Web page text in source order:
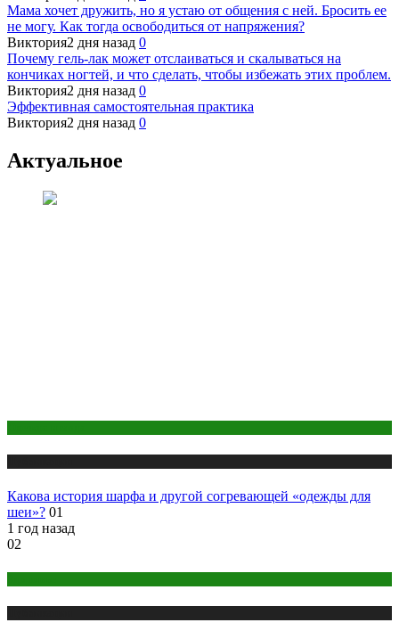
Мама хочет дружить, но я устаю от общения с ней. Бросить ее
не могу. Как тогда освободиться от напряжения?
Виктория2 дня назад 0
Почему гель-лак может отслаиваться и скалываться на
кончиках ногтей, и что сделать, чтобы избежать этих проблем.
Виктория2 дня назад 0
Эффективная самостоятельная практика
Виктория2 дня назад 0
Актуальное
Какова история шарфа и другой согревающей «одежды для
шеи»? 01
1 год назад
02